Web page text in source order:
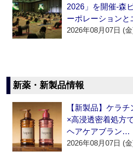
2026」を開催‐森
ーポレーション
2026年08月07日 (
新薬・新製品情報
【新製品】ケラ
×高浸透密着処方
ヘアケアブラン…
2026年08月07日 (